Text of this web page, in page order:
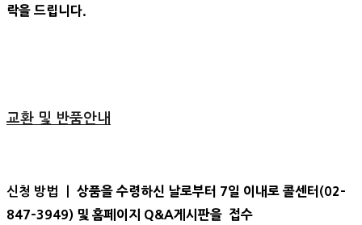
락을 드립니다.
교환 및 반품안내
신청 방법 ㅣ 상품을 수령하신 날로부터 7일 이내로 콜센터(02-
847-3949) 및 홈페이지 Q&A게시판을 접수